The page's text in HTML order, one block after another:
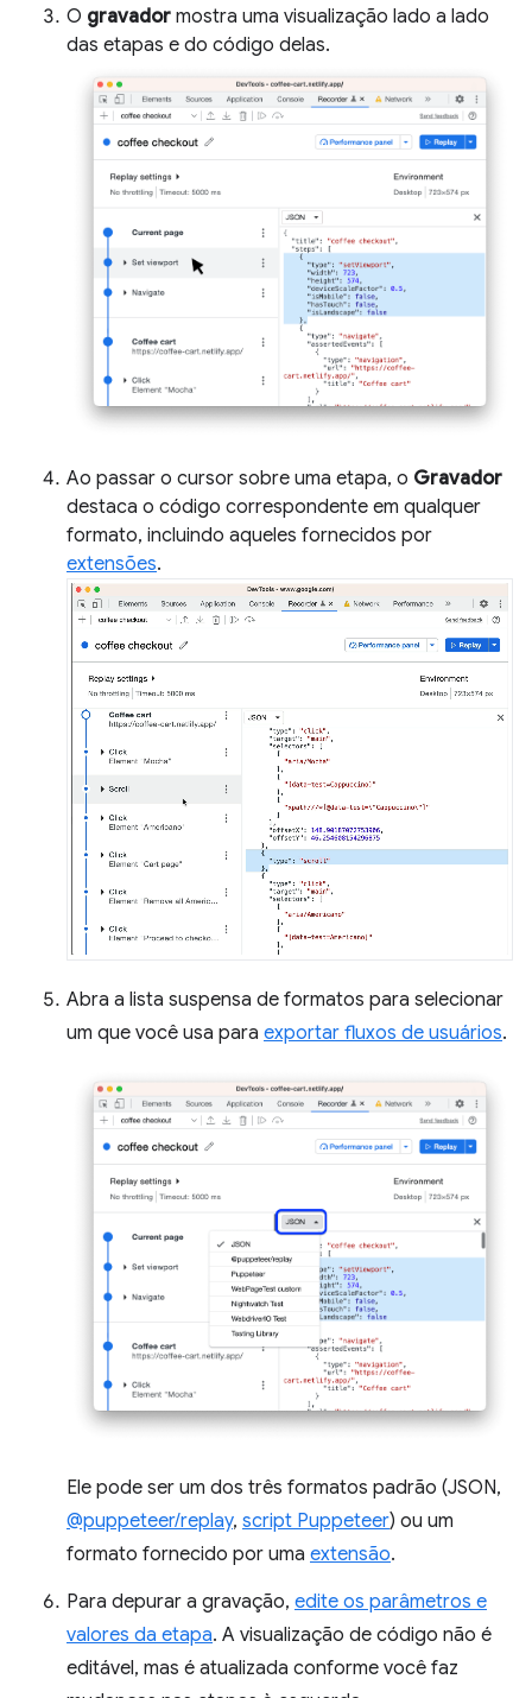
O gravador mostra uma visualização lado a lado
das etapas e do código delas.
Ao passar o cursor sobre uma etapa, o Gravador
destaca o código correspondente em qualquer
formato, incluindo aqueles fornecidos por
extensões.
Abra a lista suspensa de formatos para selecionar
um que você usa para exportar fluxos de usuários.
Ele pode ser um dos três formatos padrão (JSON,
@puppeteer/replay, script Puppeteer) ou um
formato fornecido por uma extensão.
Para depurar a gravação, edite os parâmetros e
valores da etapa. A visualização de código não é
editável, mas é atualizada conforme você faz